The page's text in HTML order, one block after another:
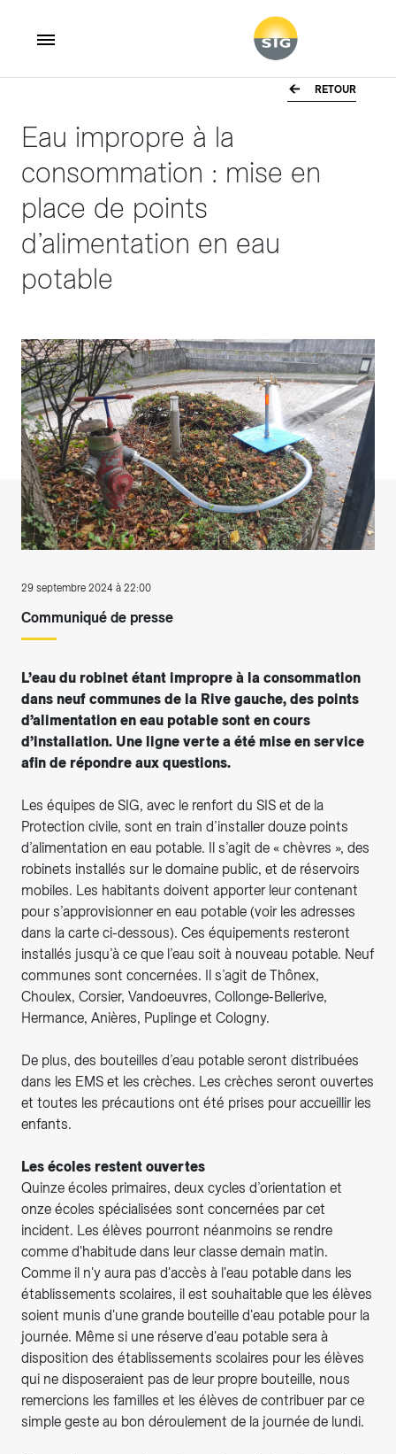
RETOUR
Eau impropre à la
consommation : mise en
place de points
d’alimentation en eau
potable
29 septembre 2024 à 22:00
Communiqué de presse
L’eau du robinet étant impropre à la consommation
dans neuf communes de la Rive gauche, des points
d’alimentation en eau potable sont en cours
d’installation. Une ligne verte a été mise en service
afin de répondre aux questions.
Les équipes de SIG, avec le renfort du SIS et de la
Protection civile, sont en train d’installer douze points
d’alimentation en eau potable. Il s’agit de « chèvres », des
robinets installés sur le domaine public, et de réservoirs
mobiles. Les habitants doivent apporter leur contenant
pour s’approvisionner en eau potable (voir les adresses
dans la carte ci-dessous). Ces équipements resteront
installés jusqu’à ce que l’eau soit à nouveau potable. Neuf
communes sont concernées. Il s’agit de Thônex,
Choulex, Corsier, Vandoeuvres, Collonge-Bellerive,
Hermance, Anières, Puplinge et Cologny.
De plus, des bouteilles d’eau potable seront distribuées
dans les EMS et les crèches. Les crèches seront ouvertes
et toutes les précautions ont été prises pour accueillir les
enfants.
Les écoles restent ouvertes
Quinze écoles primaires, deux cycles d’orientation et
onze écoles spécialisées sont concernées par cet
incident. Les élèves pourront néanmoins se rendre
comme d'habitude dans leur classe demain matin.
Comme il n'y aura pas d'accès à l'eau potable dans les
établissements scolaires, il est souhaitable que les élèves
soient munis d'une grande bouteille d'eau potable pour la
journée. Même si une réserve d'eau potable sera à
disposition des établissements scolaires pour les élèves
qui ne disposeraient pas de leur propre bouteille, nous
remercions les familles et les élèves de contribuer par ce
simple geste au bon déroulement de la journée de lundi.